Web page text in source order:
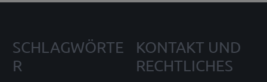
SCHLAGWÖRTE
R
KONTAKT UND
RECHTLICHES